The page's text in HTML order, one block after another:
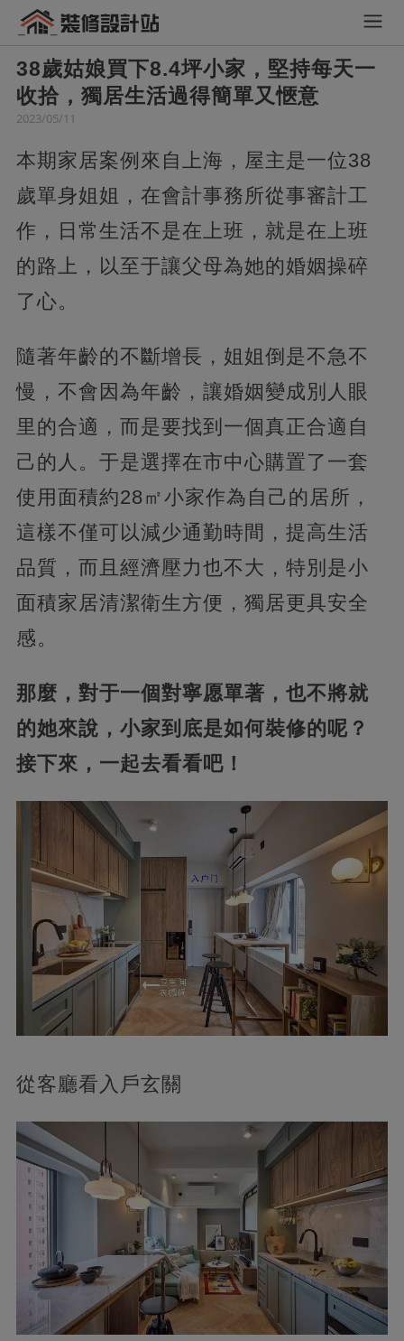
38歲姑娘買下8.4坪小家，堅持每天一
收拾，獨居生活過得簡單又愜意
2023/05/11
本期家居案例來自上海，屋主是一位38
歲單身姐姐，在會計事務所從事審計工
作，日常生活不是在上班，就是在上班
的路上，以至于讓父母為她的婚姻操碎
了心。
隨著年齡的不斷增長，姐姐倒是不急不
慢，不會因為年齡，讓婚姻變成別人眼
里的合適，而是要找到一個真正合適自
己的人。于是選擇在市中心購置了一套
使用面積約28㎡小家作為自己的居所，
這樣不僅可以減少通勤時間，提高生活
品質，而且經濟壓力也不大，特別是小
面積家居清潔衛生方便，獨居更具安全
感。
那麼，對于一個對寧愿單著，也不將就
的她來說，小家到底是如何裝修的呢？
接下來，一起去看看吧！
從客廳看入戶玄關